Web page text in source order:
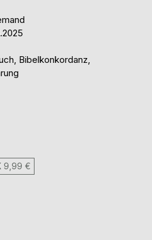
Bibelkonkordanz,
9,99 €